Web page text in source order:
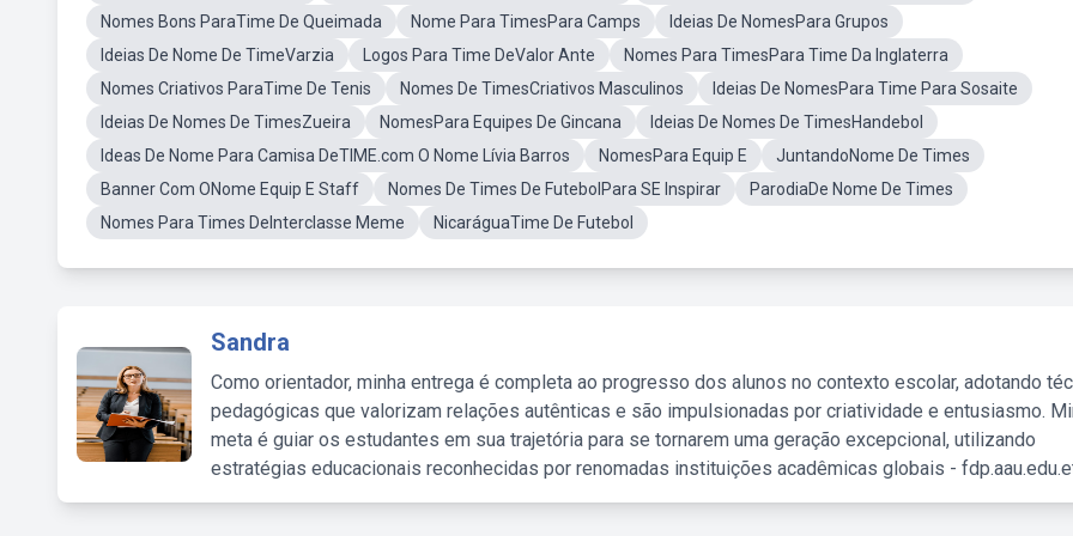
Nomes Bons ParaTime De Queimada
Nome Para TimesPara Camps
Ideias De NomesPara Grupos
Ideias De Nome De TimeVarzia
Logos Para Time DeValor Ante
Nomes Para TimesPara Time Da Inglaterra
Nomes Criativos ParaTime De Tenis
Nomes De TimesCriativos Masculinos
Ideias De NomesPara Time Para Sosaite
Ideias De Nomes De TimesZueira
NomesPara Equipes De Gincana
Ideias De Nomes De TimesHandebol
Ideas De Nome Para Camisa DeTIME.com O Nome Lívia Barros
NomesPara Equip E
JuntandoNome De Times
Banner Com ONome Equip E Staff
Nomes De Times De FutebolPara SE Inspirar
ParodiaDe Nome De Times
Nomes Para Times DeInterclasse Meme
NicaráguaTime De Futebol
Sandra
Como orientador, minha entrega é completa ao progresso dos alunos no contexto escolar, adotando
pedagógicas que valorizam relações autênticas e são impulsionadas por criatividade e entusiasmo.
meta é guiar os estudantes em sua trajetória para se tornarem uma geração excepcional, utilizando
estratégias educacionais reconhecidas por renomadas instituições acadêmicas globais -